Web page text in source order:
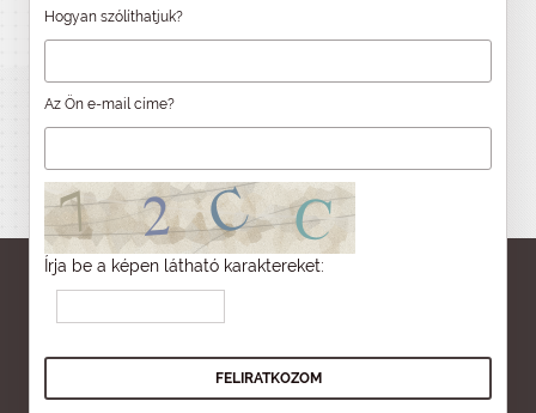
Hogyan szólíthatjuk?
Az Ön e-mail címe?
Írja be a képen látható karaktereket: